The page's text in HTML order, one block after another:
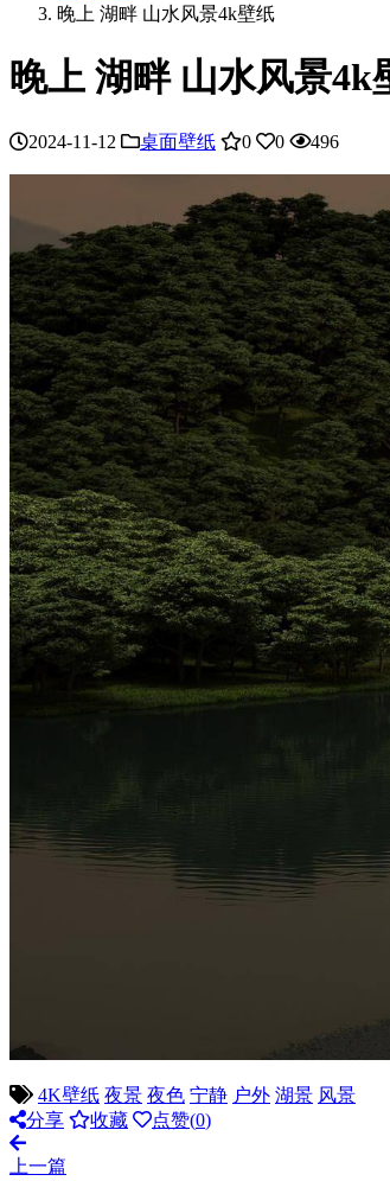
晚上 湖畔 山水风景4k壁纸
晚上 湖畔 山水风景4k
2024-11-12 桌面壁纸 0 0 496
4K壁纸 夜景 夜色 宁静 户外 湖景 风景
分享
收藏 点赞(0)
上一篇